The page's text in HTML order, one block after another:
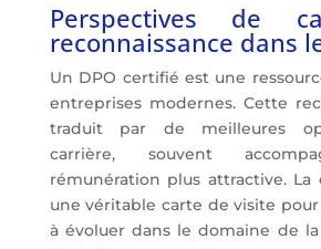
Perspectives de
reconnaissance dans
Un DPO certifié est une
entreprisesmodernes. Cette
traduit par de meilleures
carrière, souvent
rémunération plus attractive.
une véritable carte de visite
à évoluer dans le domaine de la